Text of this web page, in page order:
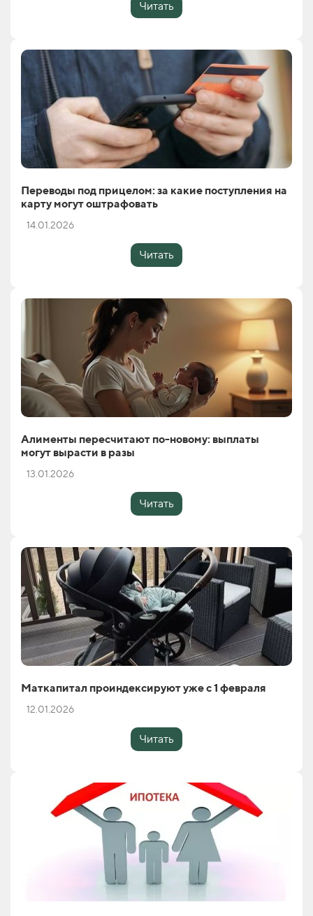
Читать
Переводы под прицелом: за какие поступления на
карту могут оштрафовать
14.01.2026
Читать
Алименты пересчитают по-новому: выплаты
могут вырасти в разы
13.01.2026
Читать
Маткапитал проиндексируют уже с 1 февраля
12.01.2026
Читать